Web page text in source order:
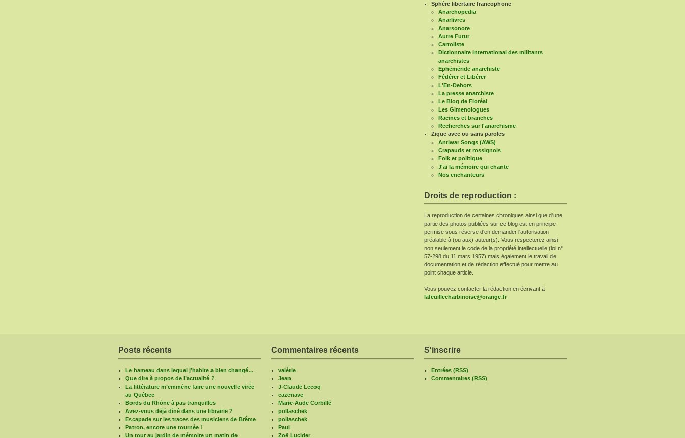
Sphère libertaire francophone
Anarchopedia
Anarlivres
Anarsonore
Autre Futur
Cartoliste
Dictionnaire international des militants
anarchistes
Ephéméride anarchiste
Fédérer et Libérer
L'En-Dehors
La presse anarchiste
Le Blog de Floréal
Les Gimenologues
Racines et branches
Recherches sur l'anarchisme
Zique avec ou sans paroles
Antiwar Songs (AWS)
Crapauds et rossignols
Folk et politique
J'ai la mémoire qui chante
Nos enchanteurs
Droits de reproduction :
La reproduction de certaines chroniques ainsi que d'une
partie des photos publiées sur ce blog est en principe
permise sous réserve d'en demander l'autorisation
préalable à (ou aux) auteur(s). Vous respecterez ainsi
non seulement le code de la propriété intellectuelle (loi n°
57-298 du 11 mars 1957) mais également le travail de
documentation et de rédaction effectué pour mettre au
point chaque article.
Vous pouvez contacter la rédaction en écrivant à
lafeuillecharbinoise@orange.fr
Posts récents
Le hameau dans lequel j’habite a bien changé…
Que dire à propos de l’actualité ?
La littérature m’emmène faire une nouvelle virée
au Québec
Bords du Rhône à pas tranquilles
Avez-vous déjà dîné dans une librairie ?
Escapade sur les traces des musiciens de Brême
Patron, encore une tournée !
Un tour au jardin de mémoire un matin de
Commentaires récents
valérie
Jean
J-Claude Lecoq
cazenave
Marie-Aude Corbillé
pollaschek
pollaschek
Paul
Zoë Lucider
S'inscrire
Entrées (RSS)
Commentaires (RSS)